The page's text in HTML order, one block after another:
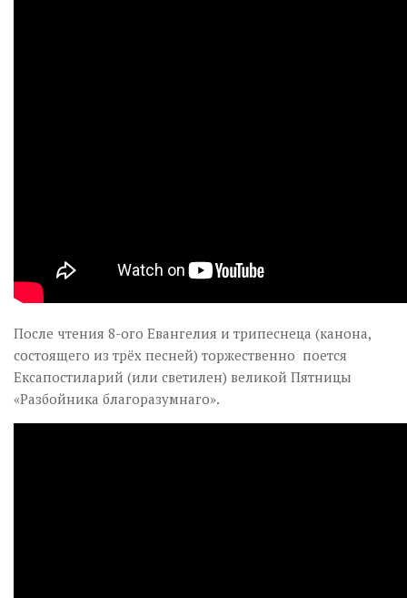
После чтения 8-ого Евангелия и трипеснеца (канона,
состоящего из трёх песней) торжественно поется
Ексапостиларий (или светилен) великой Пятницы
«Разбойника благоразумнаго».